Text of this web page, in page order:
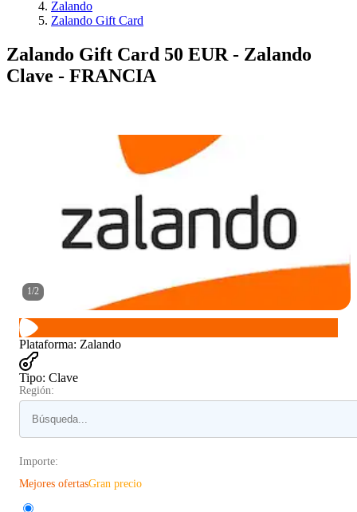
Zalando
Zalando Gift Card
Zalando Gift Card 50 EUR - Zalando
Clave - FRANCIA
1/2
Plataforma: Zalando
Tipo: Clave
Región:
Importe:
Mejores ofertasGran precio